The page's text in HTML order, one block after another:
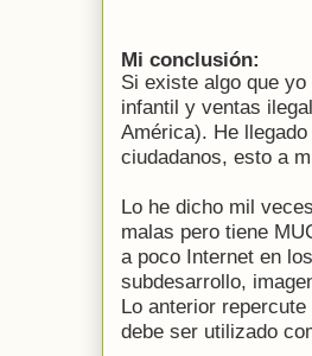
Mi conclusión:
Si existe algo que
infantil y ventas
América). He
ciudadanos, esto a
Lo he dicho mil
malas pero tiene
a poco Internet en
subdesarrollo,
Lo anterior
debe ser utilizado